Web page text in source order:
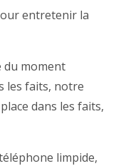
entretenir la
du moment
les faits, notre
dans les faits,
limpide,